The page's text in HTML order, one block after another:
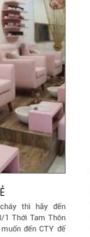
thì hãy đến
1 Thới Tam Thôn
đến CTY để